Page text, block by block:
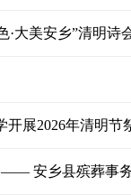
·大美安乡”清明诗
开展2026年清明节
—— 安乡县殡葬事